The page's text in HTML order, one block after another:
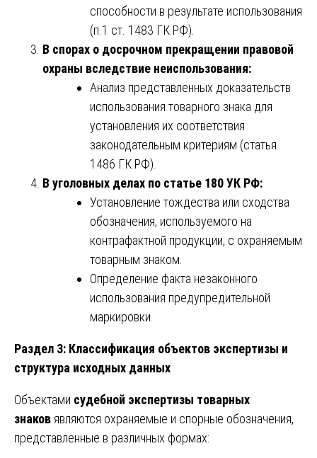
способности в результате использования
(п.1 ст. 1483 ГК РФ).
В спорах о досрочном прекращении правовой
охраны вследствие неиспользования:
Анализ представленных доказательств
использования товарного знака для
установления их соответствия
законодательным критериям (статья
1486 ГК РФ).
В уголовных делах по статье 180 УК РФ:
Установление тождества или сходства
обозначения, используемого на
контрафактной продукции, с охраняемым
товарным знаком.
Определение факта незаконного
использования предупредительной
маркировки.
Раздел 3: Классификация объектов экспертизы и
структура исходных данных
Объектами судебной экспертизы товарных
знаков являются охраняемые и спорные обозначения,
представленные в различных формах: